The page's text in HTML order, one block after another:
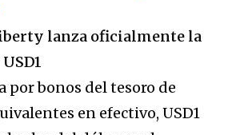
lanza oficialmente la
por bonos del tesoro de
en efectivo, USD1